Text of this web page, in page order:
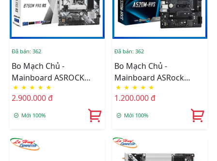
Đã bán: 362
Bo Mạch Chủ -
Mainboard ASROCK
B760M PRO RS/D5
★ ★ ★ ★ ★
2.900.000 đ
Mới 100%
Đã bán: 362
Bo Mạch Chủ -
Mainboard ASRock
A520M-HVS (Chipset
AMD A520, Socket AM4,
DDR4 64GB, M-ATX)
★ ★ ★ ★ ★
1.200.000 đ
Mới 100%